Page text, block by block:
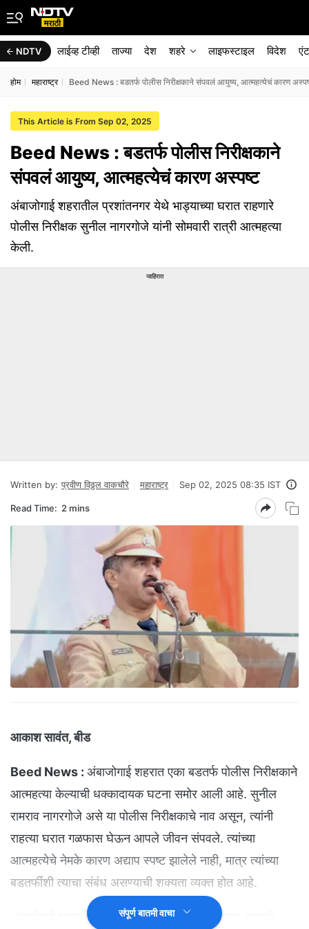
NDTV लाईव्ह टीव्ही ताज्या देश शहरे लाइफस्टाइल विदेश
होम महाराष्ट्र Beed News : बडतर्फ पोलीस निरीक्षकाने संपवलं आयुष्य, आत्महत्येचं कारण
This Article is From Sep 02, 2025
Beed News : बडतर्फ पोलीस निरीक्षकाने
संपवलं आयुष्य, आत्महत्येचं कारण अस्पष्ट
अंबाजोगाई शहरातील प्रशांतनगर येथे भाड्याच्या घरात राहणारे
पोलीस निरीक्षक सुनील नागरगोजे यांनी सोमवारी रात्री आत्महत्या
केली.
जाहिरात
Written by: प्रवीण विठ्ठल वाकचौरे महाराष्ट्र Sep 02, 2025 08:35 IST
Read Time: 2 mins
आकाश सावंत, बीड
Beed News : अंबाजोगाई शहरात एका बडतर्फ पोलीस निरीक्षकाने
आत्महत्या केल्याची धक्कादायक घटना समोर आली आहे. सुनील
रामराव नागरगोजे असे या पोलीस निरीक्षकाचे नाव असून, त्यांनी
राहत्या घरात गळफास घेऊन आपले जीवन संपवले. त्यांच्या
आत्महत्येचे नेमके कारण अद्याप स्पष्ट झालेले नाही, मात्र त्यांच्या
बडतर्फीशी त्याचा संबंध असण्याची शक्यता व्यक्त होत आहे.
अंबाजोगाई शहरातील प्रशांतनगर येथे भाड्याच्या घरात राहणारे
संपूर्ण बातमी वाचा